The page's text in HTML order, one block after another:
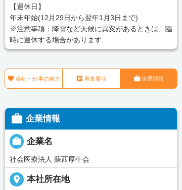
【運休日】
年末年始(12月29日から翌年1月3日まで)
※注意事項：降雪など天候に異変があるときは、臨
時に運休する場合があります
 会社・仕事の魅力  募集要項 企業情報
 企業情報
 企業名
社会医療法人 蘇西厚生会
place 本社所在地